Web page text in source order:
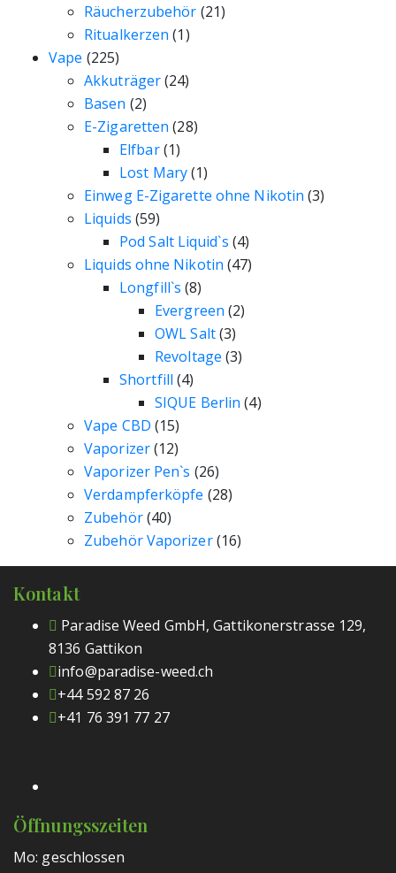
Räucherzubehör (21)
Ritualkerzen (1)
Vape (225)
Akkuträger(24)
Basen (2)
E-Zigaretten (28)
Elfbar(1)
Lost Mary(1)
Einweg E-Zigarette ohne Nikotin (3)
Liquids (59)
Pod Salt Liquid`s (4)
Liquids ohne Nikotin (47)
Longfill`s (8)
Evergreen (2)
OWL Salt(3)
Revoltage (3)
Shortfill (4)
SIQUE Berlin (4)
Vape CBD (15)
Vaporizer(12)
Vaporizer Pen`s (26)
Verdampferköpfe (28)
Zubehör(40)
Zubehör Vaporizer(16)
Kontakt
Paradise Weed GmbH, Gattikonerstrasse 129,
8136 Gattikon
info@paradise-weed.ch
+44 592 87 26
+41 76 391 77 27
Öffnungsszeiten
Mo: geschlossen